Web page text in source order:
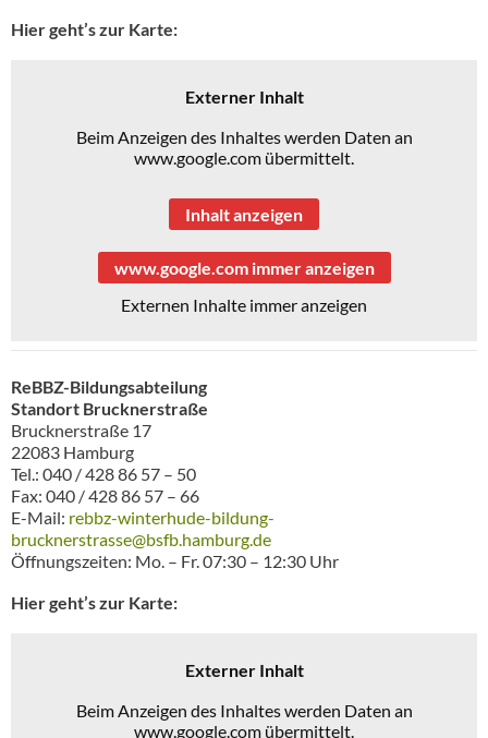
Hier geht’s zur Karte:
Externer Inhalt
Beim Anzeigen des Inhaltes werden Daten an
www.google.com übermittelt.
Inhalt anzeigen
www.google.com immer anzeigen
Externen Inhalte immer anzeigen
ReBBZ-Bildungsabteilung
Standort Brucknerstraße
Brucknerstraße 17
22083 Hamburg
Tel.: 040 / 428 86 57 – 50
Fax: 040 / 428 86 57 – 66
E-Mail: rebbz-winterhude-bildung-
brucknerstrasse@bsfb.hamburg.de
Öffnungszeiten: Mo. – Fr. 07:30 – 12:30 Uhr
Hier geht’s zur Karte:
Externer Inhalt
Beim Anzeigen des Inhaltes werden Daten an
www.google.com übermittelt.